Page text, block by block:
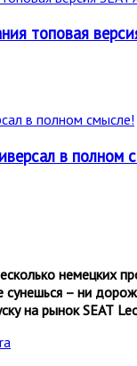
топовая
в полном
немецких
– ни
на рынокSEAT